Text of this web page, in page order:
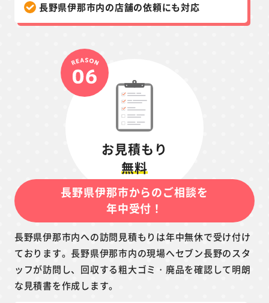
長野県伊那市内の店舗の依頼にも対応
お見積もり
無料
長野県伊那市からのご相談を
年中受付！
長野県伊那市内への訪問見積もりは年中無休で受け付け
ております。長野県伊那市内の現場へセブン長野のスタ
ッフが訪問し、回収する粗大ゴミ・廃品を確認して明朗
な見積書を作成します。